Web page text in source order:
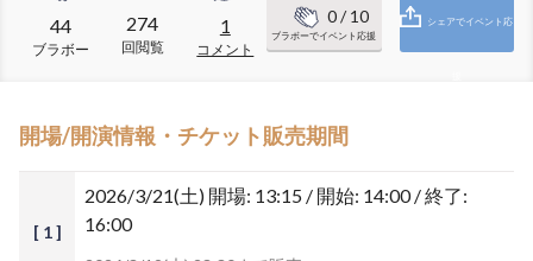
44
ブラボー
274
回閲覧
1
コメント
0/ 10
ブラボーでイベント応援
シェアでイベント応
開場/開演情報・チケット販売期間
[ 1 ]
2026/3/21(土) 開場: 13:15 / 開始: 14:00 / 終了:
16:00